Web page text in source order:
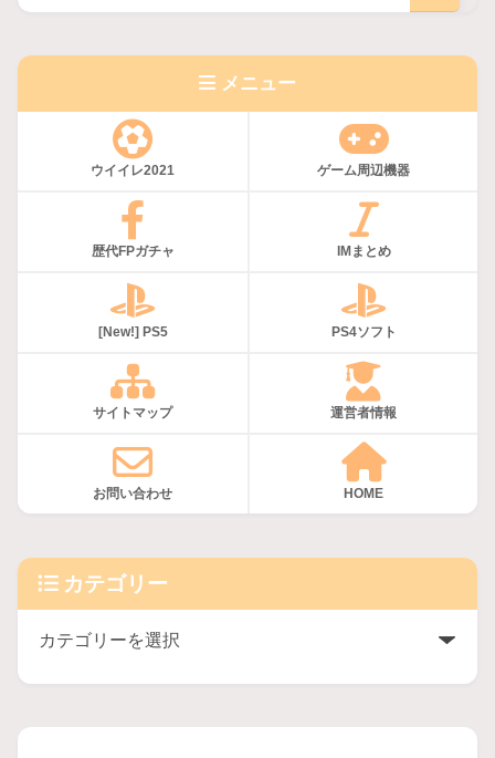
メニュー
ウイイレ2021 ゲーム周辺機器
歴代FPガチャ IMまとめ
[New!] PS5 PS4ソフト
サイトマップ 運営者情報
お問い合わせ HOME
カテゴリー